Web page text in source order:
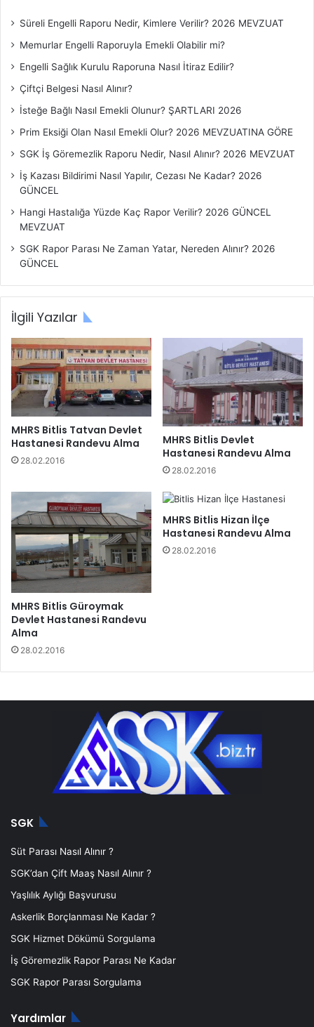
ş
ı
k
r
Süreli Engelli Raporu Nedir, Kimlere Verilir? 2026 MEVZUAT
Memurlar Engelli Raporuyla Emekli Olabilir mi?
Engelli Sağlık Kurulu Raporuna Nasıl İtiraz Edilir?
Çiftçi Belgesi Nasıl Alınır?
İsteğe Bağlı Nasıl Emekli Olunur? ŞARTLARI 2026
Prim Eksiği Olan Nasıl Emekli Olur? 2026 MEVZUATINA GÖRE
SGK İş Göremezlik Raporu Nedir, Nasıl Alınır? 2026 MEVZUAT
İş Kazası Bildirimi Nasıl Yapılır, Cezası Ne Kadar? 2026
GÜNCEL
Hangi Hastalığa Yüzde Kaç Rapor Verilir? 2026 GÜNCEL
MEVZUAT
SGK Rapor Parası Ne Zaman Yatar, Nereden Alınır? 2026
GÜNCEL
İlgili Yazılar
MHRS Bitlis Tatvan Devlet
Hastanesi Randevu Alma
28.02.2016
MHRS Bitlis Devlet
Hastanesi Randevu Alma
28.02.2016
MHRS Bitlis Güroymak
Devlet Hastanesi Randevu
Alma
28.02.2016
MHRS Bitlis Hizan İlçe
Hastanesi Randevu Alma
28.02.2016
SGK
Süt Parası Nasıl Alınır ?
SGK’dan Çift Maaş Nasıl Alınır ?
Yaşlılık Aylığı Başvurusu
Askerlik Borçlanması Ne Kadar ?
SGK Hizmet Dökümü Sorgulama
İş Göremezlik Rapor Parası Ne Kadar
SGK Rapor Parası Sorgulama
Yardımlar